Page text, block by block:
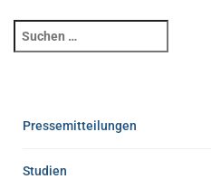
Pressemitteilungen
Studien